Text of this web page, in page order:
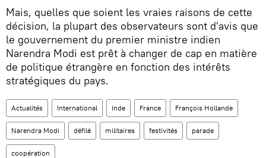
Mais, quelles que soient les vraies raisons de cette
décision, la plupart des observateurs sont d'avis que
le gouvernement du premier ministre indien
Narendra Modi est prêt à changer de cap en matière
de politique étrangère en fonction des intérêts
stratégiques du pays.
Actualités International Inde France François Hollande
Narendra Modi défilé militaires festivités parade
coopération